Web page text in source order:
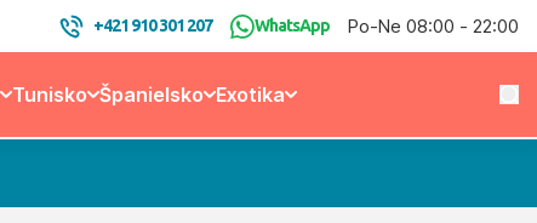
+421 910 301 207 WhatsApp Po-Ne 08:00 - 22:00
Tunisko Španielsko Exotika